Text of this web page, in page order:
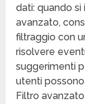
dati: quando
avanzato,
filtraggio con
risolvere
suggerimenti
utenti
Filtro